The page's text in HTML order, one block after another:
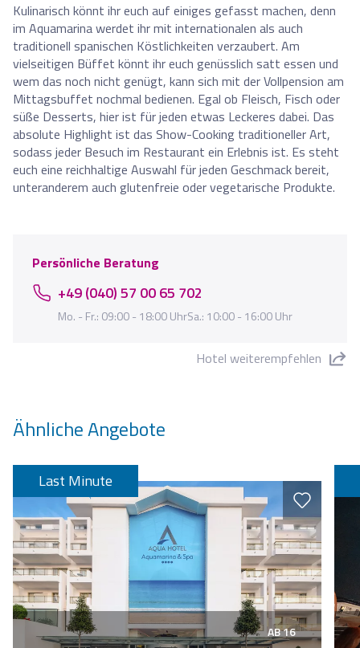
Kulinarisch könnt ihr euch auf einiges gefasst machen, denn
im Aquamarina werdet ihr mit internationalen als auch
traditionell spanischen Köstlichkeiten verzaubert. Am
vielseitigen Büffet könnt ihr euch genüsslich satt essen und
wem das noch nicht genügt, kann sich mit der Vollpension am
Mittagsbuffet nochmal bedienen. Egal ob Fleisch, Fisch oder
süße Desserts, hier ist für jeden etwas Leckeres dabei. Das
absolute Highlight ist das Show-Cooking traditioneller Art,
sodass jeder Besuch im Restaurant ein Erlebnis ist. Es steht
euch eine reichhaltige Auswahl für jeden Geschmack bereit,
unteranderem auch glutenfreie oder vegetarische Produkte.
Persönliche Beratung
+49 (040) 57 00 65 702
Mo. - Fr.: 09:00 - 18:00 UhrSa.: 10:00 - 16:00 Uhr
Hotel weiterempfehlen
Ähnliche Angebote
Last Minute
AB 16